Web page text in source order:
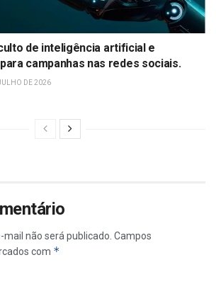
de inteligência artificial e
campanhas nas redes sociais.
DE 2026
não será publicado. Campos
com *